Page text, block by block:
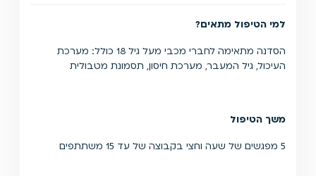
למי הטיפול מתאים?
הסדנה מתאימה לחברי מכבי מעל גיל 18 כולל: מערכת
העיכול, גיל המעבר, מערכת חיסון, תסמונת מטבולית
משך הטיפול
5 מפגשים של שעה וחצי בקבוצה של עד 15 משתתפים